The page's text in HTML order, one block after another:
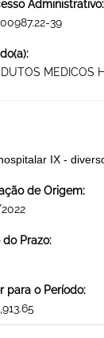
Administrativo:
39
MEDICOS
IX -
de Origem:
do Prazo:
para o Período: